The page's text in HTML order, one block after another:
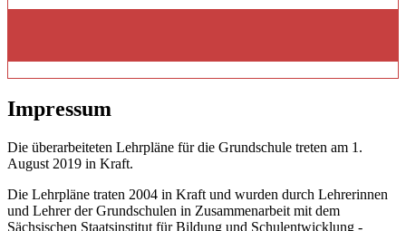
Impressum
Die überarbeiteten Lehrpläne für die Grundschule treten am 1.
August 2019 in Kraft.
Die Lehrpläne traten 2004 in Kraft und wurden durch Lehrerinnen
und Lehrer der Grundschulen in Zusammenarbeit mit dem
Sächsischen Staatsinstitut für Bildung und Schulentwicklung -